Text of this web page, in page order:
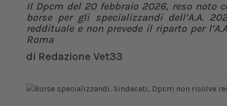
Il Dpcm del 20 febbraio 2026, reso noto
borse per gli specializzandi dell’A.A.
reddituale e non prevede il riparto per
Roma
di Redazione Vet33